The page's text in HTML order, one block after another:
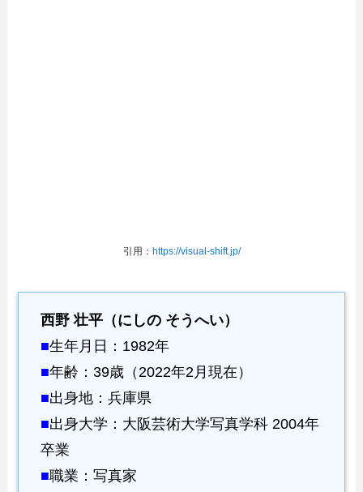
引用： https://visual-shift.jp/
西野 壮平（にしの そうへい）
■生年月日：1982年
■年齢：39歳（2022年2月現在）
■出身地：兵庫県
■出身大学：大阪芸術大学写真学科 2004年
卒業
■職業：写真家